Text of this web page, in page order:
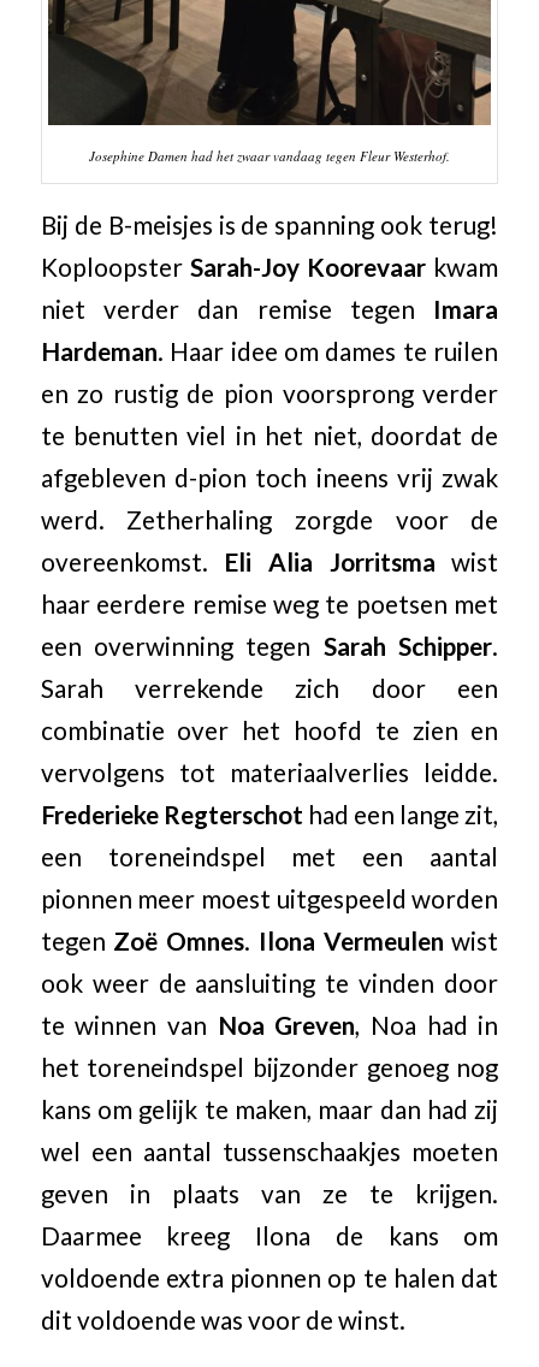
Josephine Damen had het zwaar vandaag tegen Fleur Westerhof.
Bij de B-meisjes is de spanning ook terug!
Koploopster Sarah-Joy Koorevaar kwam
niet verder dan remise tegen Imara
Hardeman. Haar idee om dames te ruilen
en zo rustig de pion voorsprong verder
te benutten viel in het niet, doordat de
afgebleven d-pion toch ineens vrij zwak
werd. Zetherhaling zorgde voor de
overeenkomst. Eli Alia Jorritsma wist
haar eerdere remise weg te poetsen met
een overwinning tegen Sarah Schipper.
Sarah verrekende zich door een
combinatie over het hoofd te zien en
vervolgens tot materiaalverlies leidde.
Frederieke Regterschot had een lange zit,
een toreneindspel met een aantal
pionnen meer moest uitgespeeld worden
tegen Zoë Omnes. Ilona Vermeulen wist
ook weer de aansluiting te vinden door
te winnen van Noa Greven, Noa had in
het toreneindspel bijzonder genoeg nog
kans om gelijk te maken, maar dan had zij
wel een aantal tussenschaakjes moeten
geven in plaats van ze te krijgen.
Daarmee kreeg Ilona de kans om
voldoende extra pionnen op te halen dat
dit voldoende was voor de winst.